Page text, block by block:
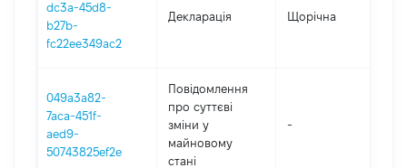
dc3a-45d8-
b27b-
fc22ee349ac2
Декларація Щорічна
049a3a82-
7aca-451f-
aed9-
50743825ef2e
Повідомлення
про суттєві
зміни y
майновому
стані
-